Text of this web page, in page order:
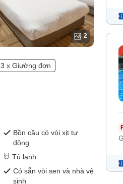
2
3 x Giường đơn
Bồn cầu có vòi xịt tự
động
Tủ lạnh
Có sẵn vòi sen và nhà vệ
sinh